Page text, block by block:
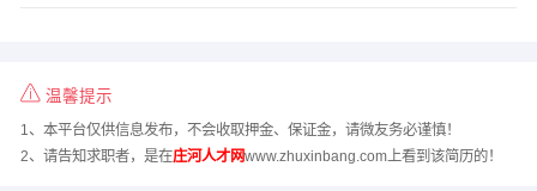
温馨提示
1、本平台仅供信息发布，不会收取押金、保证金，请微友务必谨慎！
2、请告知求职者，是在庄河人才网www.zhuxinbang.com上看到该简历的！